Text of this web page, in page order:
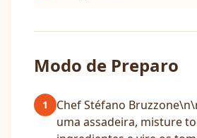
Modo de Preparo
1
Chef Stéfano
uma assadeira, misture